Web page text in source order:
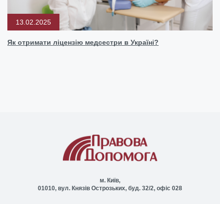
13.02.2025
Як отримати ліцензію медсестри в Україні?
м. Київ,
01010, вул. Князів Острозьких, буд. 32/2, офіс 028